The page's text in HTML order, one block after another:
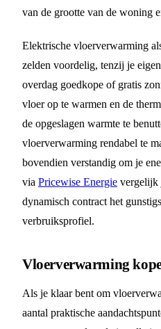
van de grootte van de woning
Elektrische vloerverwarming
zelden voordelig, tenzij je
overdag goedkope of gratis
vloer op te warmen en de
de opgeslagen warmte te
vloerverwarming rendabel te
bovendien verstandig om je
via Pricewise Energie vergelijk
dynamisch contract het
verbruiksprofiel.
Vloerverwarming
Als je klaar bent om
aantal praktische